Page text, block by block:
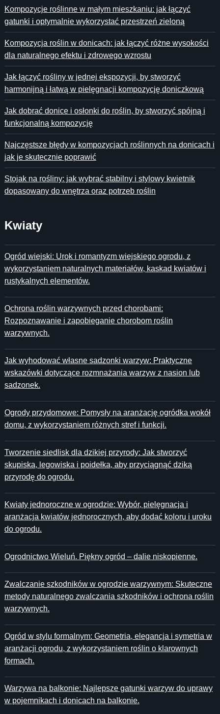
Kompozycje roślinne w małym mieszkaniu: jak łączyć
gatunki i optymalnie wykorzystać przestrzeń zieloną
Kompozycja roślin w donicach: jak łączyć różne wysokości
dla naturalnego efektu i zdrowego wzrostu
Jak łączyć rośliny w jednej ekspozycji, by stworzyć
harmonijną i łatwą w pielęgnacji kompozycję doniczkową
Jak dobrać donice i osłonki do roślin, by stworzyć spójną i
funkcjonalną kompozycję
Najczęstsze błędy w kompozycjach roślinnych na donicach i
jak je skutecznie poprawić
Stojak na rośliny: jak wybrać stabilny i stylowy kwietnik
dopasowany do wnętrza oraz potrzeb roślin
Kwiaty
Ogród wiejski: Urok i romantyzm wiejskiego ogrodu, z
wykorzystaniem naturalnych materiałów, kaskad kwiatów i
rustykalnych elementów.
Ochrona roślin warzywnych przed chorobami:
Rozpoznawanie i zapobieganie chorobom roślin
warzywnych.
Jak wyhodować własne sadzonki warzyw: Praktyczne
wskazówki dotyczące rozmnażania warzyw z nasion lub
sadzonek.
Ogrody przydomowe: Pomysły na aranżację ogródka wokół
domu, z wykorzystaniem różnych stref i funkcji.
Tworzenie siedlisk dla dzikiej przyrody: Jak stworzyć
skupiska, legowiska i poidełka, aby przyciągnąć dziką
przyrodę do ogrodu.
Kwiaty jednoroczne w ogrodzie: Wybór, pielęgnacja i
aranżacja kwiatów jednorocznych, aby dodać koloru i uroku
do ogrodu.
Ogrodnictwo Wieluń. Piękny ogród – dalie niskopienne.
Zwalczanie szkodników w ogrodzie warzywnym: Skuteczne
metody naturalnego zwalczania szkodników i ochrona roślin
warzywnych.
Ogród w stylu formalnym: Geometria, elegancja i symetria w
aranżacji ogrodu, z wykorzystaniem roślin o klarownych
formach.
Warzywa na balkonie: Najlepsze gatunki warzyw do uprawy
w pojemnikach i donicach na balkonie.